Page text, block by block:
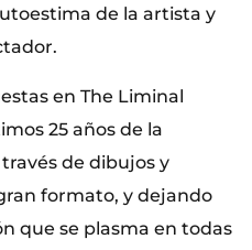
de la artista y
en The Liminal
25 años de la
de dibujos y
formato, y dejando
que se plasma en todas